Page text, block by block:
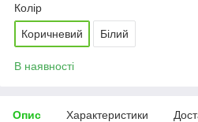
Колір
Коричневий Білий
В наявності
Опис Характеристики